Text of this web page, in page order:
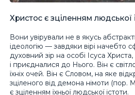
Христос є зціленням людської
Вони увірували не в якусь
ідеологію — завдяки вірі начебто
духовний зір на особі Ісуса
і приєдналися до Нього. Він є
їхніх очей. Він є Словом, на яке
зціленого від демона німоти (пор.
є зціленням їхньої людської істоти.